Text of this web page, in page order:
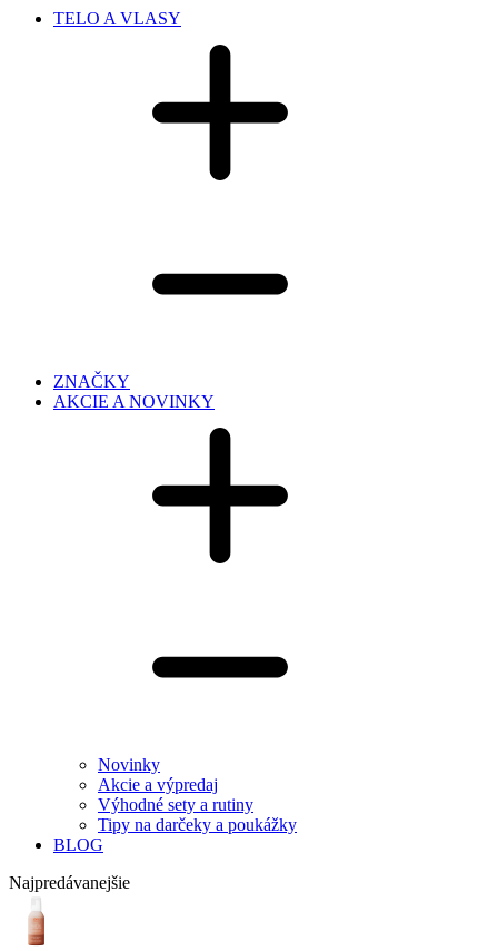
TELO A VLASY
ZNAČKY
AKCIE A NOVINKY
Novinky
Akcie a výpredaj
Výhodné sety a rutiny
Tipy na darčeky a poukážky
BLOG
Najpredávanejšie